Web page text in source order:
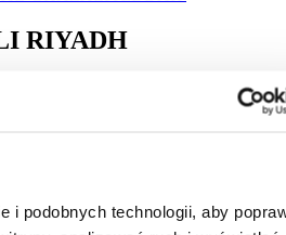
i podobnych technologii, aby
RIYADH
GHAZALI RIYADH'